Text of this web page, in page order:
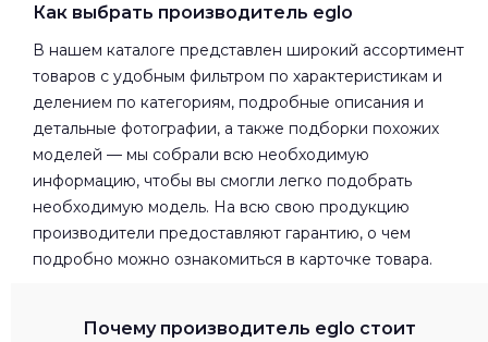
Как выбрать производитель eglo
В нашем каталоге представлен широкий ассортимент
товаров с удобным фильтром по характеристикам и
делением по категориям, подробные описания и
детальные фотографии, а также подборки похожих
моделей — мы собрали всю необходимую
информацию, чтобы вы смогли легко подобрать
необходимую модель. На всю свою продукцию
производители предоставляют гарантию, о чем
подробно можно ознакомиться в карточке товара.
Почему производитель eglo стоит